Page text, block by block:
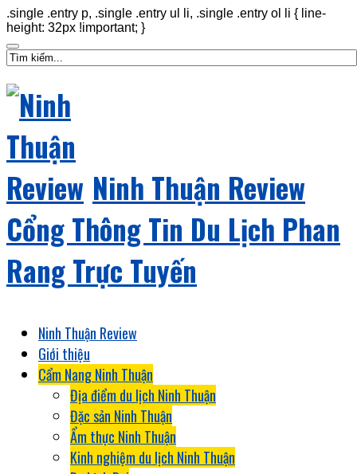
.single .entry p, .single .entry ul li, .single .entry ol li { line-
height: 32px !important; }
Ninh Thuận Review
Cổng Thông Tin Du Lịch Phan
Rang Trực Tuyến
Ninh Thuận Review
Giới thiệu
Cẩm Nang Ninh Thuận
Địa điểm du lịch Ninh Thuận
Đặc sản Ninh Thuận
Ẩm thực Ninh Thuận
Kinh nghiệm du lịch Ninh Thuận